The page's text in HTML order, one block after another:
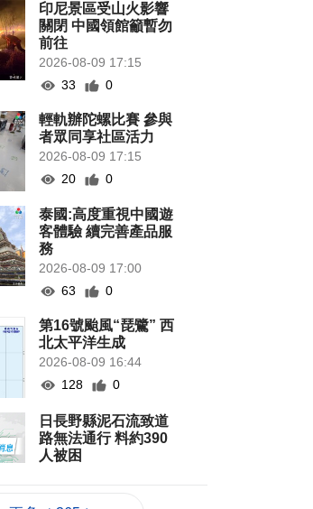
印尼景區受山火影響
關閉 中國領館籲暫勿
前往
2026-08-09 17:15
33
0
輕軌辦陀螺比賽 參與
者眾同享社區活力
2026-08-09 17:15
20
0
泰國:高度重視中國遊
客體驗 續完善產品服
務
2026-08-09 17:00
63
0
第16號颱風“琵鷺” 西
北太平洋生成
2026-08-09 16:44
128
0
日長野縣泥石流致道
路無法通行 料約390
人被困